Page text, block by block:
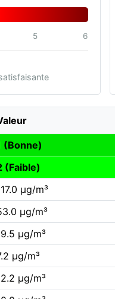
5 6
(Bonne)
(Faible)
µg/m³
µg/m³
µg/m³
µg/m³
µg/m³